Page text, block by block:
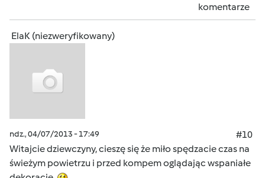
komentarze
ElaK (niezweryfikowany)
ndz., 04/07/2013 - 17:49
#10
Witajcie dziewczyny, cieszę się że miło spędzacie czas na
świeżym powietrzu i przed kompem oglądając wspaniałe